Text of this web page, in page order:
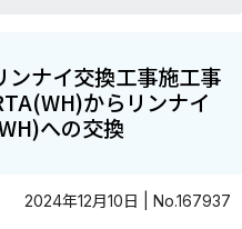
ンナイ交換工事施工事
からリンナイ
への交換
2024年12月10日 | No.167937